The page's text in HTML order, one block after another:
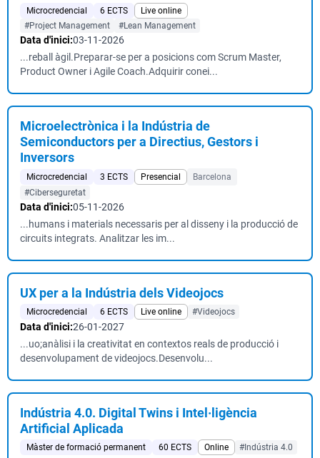
Microcredencial 6 ECTS
Live online
#Project Management
#Lean Management
Data d'inici:03-11-2026
...reball àgil.Preparar-se per a posicions com Scrum Master,
Product Owner i Agile Coach.Adquirir conei...
Microelectrònica i la Indústria de
Semiconductors per a Directius, Gestors i
Inversors
Microcredencial 3 ECTS Presencial
Barcelona
#Ciberseguretat
Data d'inici:05-11-2026
...humans i materials necessaris per al disseny i la producció de
circuits integrats. Analitzar les im...
UX per a la Indústria dels Videojocs
Microcredencial 6 ECTS Live online #Videojocs
Data d'inici:26-01-2027
...uo;anàlisi i la creativitat en contextos reals de producció i
desenvolupament de videojocs.Desenvolu...
Indústria 4.0. Digital Twins i Intel·ligència
Artificial Aplicada
Màster de formació permanent 60 ECTS Online #Indústria 4.0